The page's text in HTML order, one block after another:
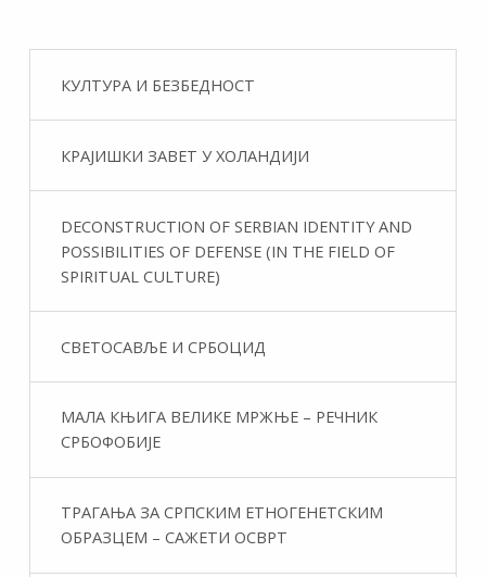
КУЛТУРА И БЕЗБЕДНОСТ
КРАЈИШКИ ЗАВЕТ У ХОЛАНДИЈИ
DECONSTRUCTION OF SERBIAN IDENTITY AND
POSSIBILITIES OF DEFENSE (IN THE FIELD OF
SPIRITUAL CULTURE)
СВЕТОСАВЉЕ И СРБОЦИД
МАЛА КЊИГА ВЕЛИКЕ МРЖЊЕ – РЕЧНИК
СРБОФОБИЈЕ
ТРАГАЊА ЗА СРПСКИМ ЕТНОГЕНЕТСКИМ
ОБРАЗЦЕМ – САЖЕТИ ОСВРТ